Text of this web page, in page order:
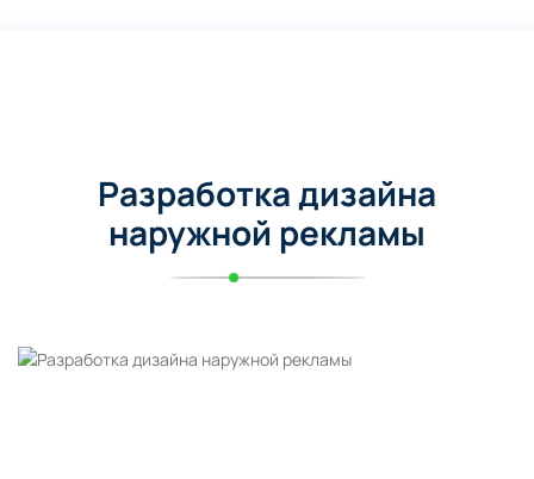
Разработка дизайна
наружной рекламы